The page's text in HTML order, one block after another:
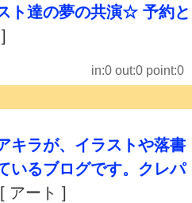
ト達の夢の共演☆ 予約と
in:0 out:0 point:0
キラが、イラストや落書
いるブログです。クレパ
[ アート ]